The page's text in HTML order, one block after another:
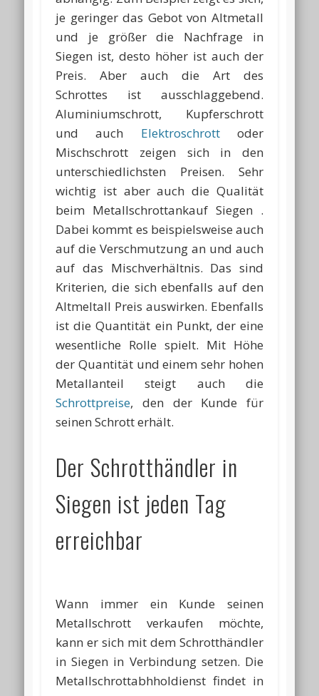
je geringer das Gebot von Altmetall
und je größer die Nachfrage in
Siegen ist, desto höher ist auch der
Preis. Aber auch die Art des
Schrottes ist ausschlaggebend.
Aluminiumschrott, Kupferschrott
und auch Elektroschrottoder
Mischschrott zeigen sich in den
unterschiedlichsten Preisen. Sehr
wichtig ist aber auch die Qualität
beim Metallschrottankauf Siegen .
Dabei kommt es beispielsweise auch
auf die Verschmutzung an und auch
auf das Mischverhältnis. Das sind
Kriterien, die sich ebenfalls auf den
Altmeltall Preis auswirken. Ebenfalls
ist die Quantität ein Punkt, der eine
wesentliche Rolle spielt. Mit Höhe
der Quantität und einem sehr hohen
Metallanteil steigt auch die
Schrottpreise, den der Kunde für
seinen Schrott erhält.
Der Schrotthändler in
Siegen ist jeden Tag
erreichbar
Wann immer ein Kunde seinen
Metallschrott verkaufen möchte,
kann er sich mit dem Schrotthändler
in Siegen in Verbindung setzen. Die
Metallschrottabhholdienst findet in